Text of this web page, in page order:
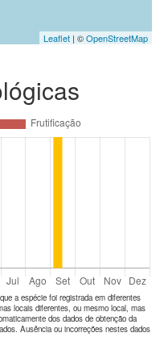
Leaflet | ©OpenStreetMap
a espécie foi registrada em diferentes
locais diferentes, ou mesmo local, mas
dos dados de obtenção da
Ausência ou incorreções nestes dados